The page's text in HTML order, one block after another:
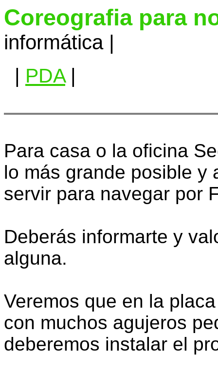
Coreografia para
informática |
PDA|
Para casa o la oficina
lo más grande posible y
servir para navegar por
Deberás informarte y
alguna.
Veremos que en la
con muchos agujeros
deberemos instalar el